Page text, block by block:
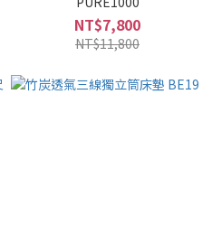
NT$7,800
NT$11,800